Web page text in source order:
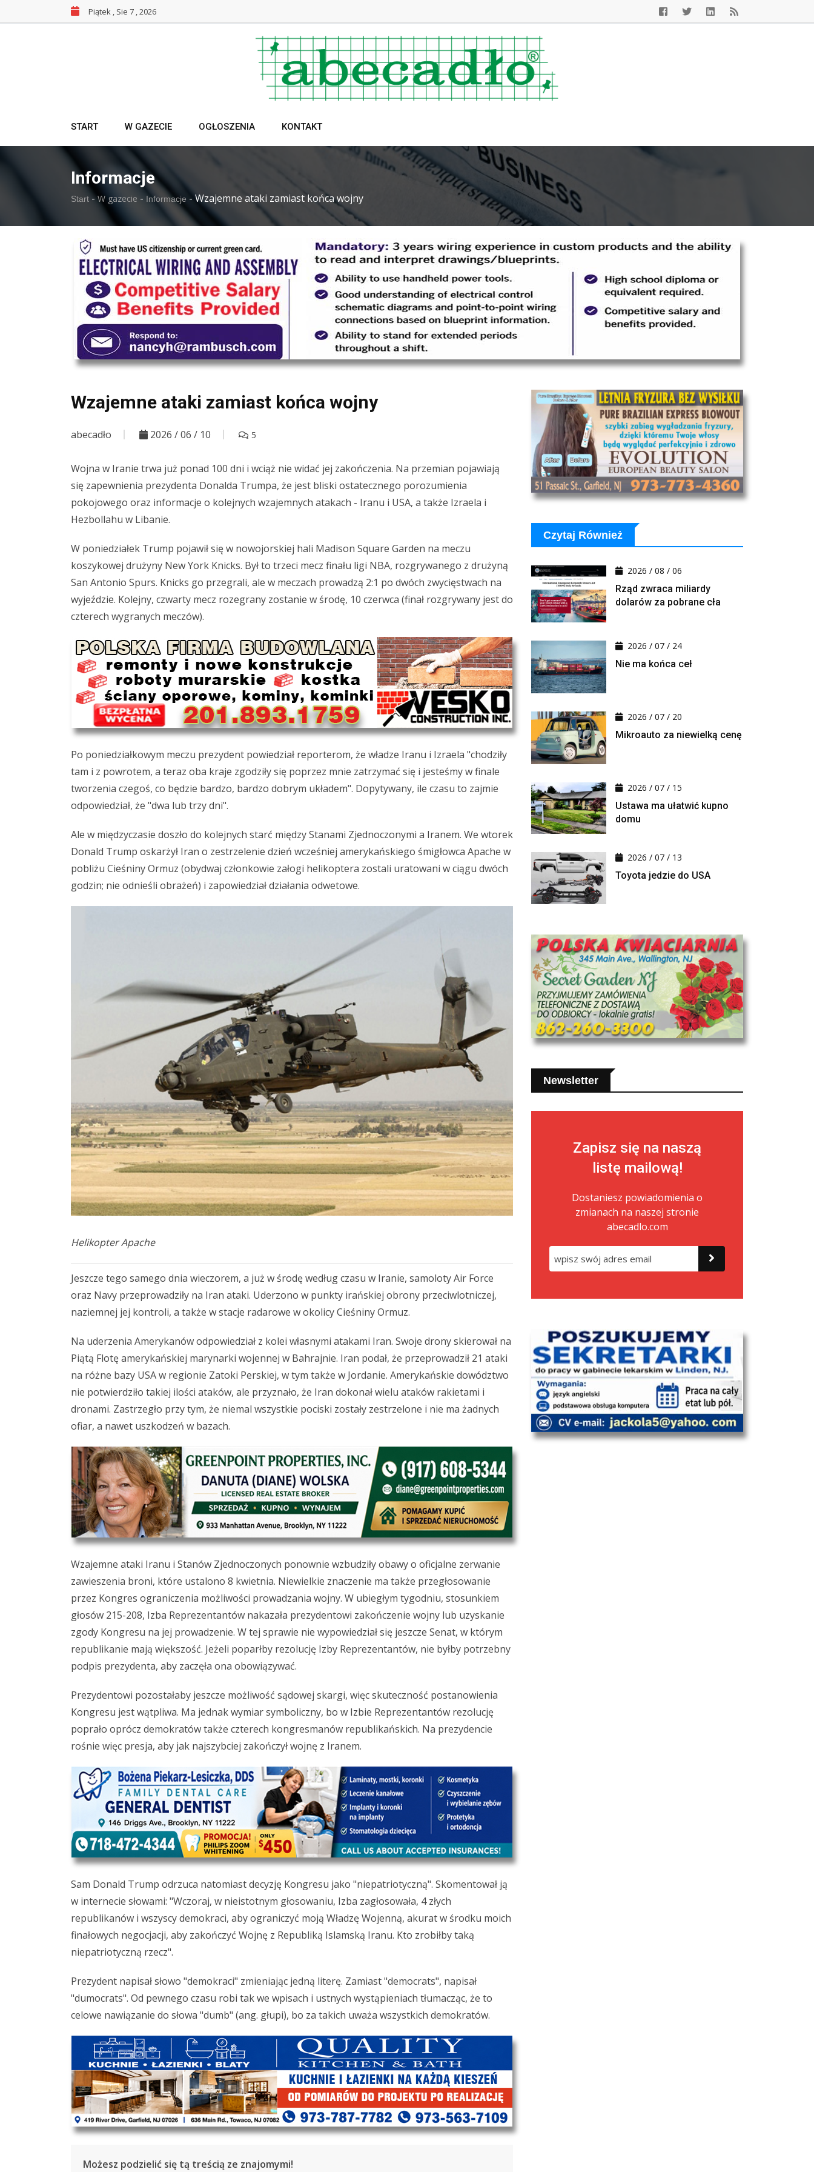
Piątek , Sie 7 , 2026
START W GAZECIE OGŁOSZENIA KONTAKT
Informacje
Start - W gazecie - Informacje - Wzajemne ataki zamiast końca wojny
Wzajemne ataki zamiast końca wojny
abecadło 2026 / 06 / 10 5
Wojna w Iranie trwa już ponad 100 dni i wciąż nie widać jej zakończenia. Na przemian pojawiają
się zapewnienia prezydenta Donalda Trumpa, że jest bliski ostatecznego porozumienia
pokojowego oraz informacje o kolejnych wzajemnych atakach - Iranu i USA, a także Izraela i
Hezbollahu w Libanie.
W poniedziałek Trump pojawił się w nowojorskiej hali Madison Square Garden na meczu
koszykowej drużyny New York Knicks. Był to trzeci mecz finału ligi NBA, rozgrywanego z drużyną
San Antonio Spurs. Knicks go przegrali, ale w meczach prowadzą 2:1 po dwóch zwycięstwach na
wyjeździe. Kolejny, czwarty mecz rozegrany zostanie w środę, 10 czerwca (finał rozgrywany jest do
czterech wygranych meczów).
Po poniedziałkowym meczu prezydent powiedział reporterom, że władze Iranu i Izraela "chodziły
tam i z powrotem, a teraz oba kraje zgodziły się poprzez mnie zatrzymać się i jesteśmy w finale
tworzenia czegoś, co będzie bardzo, bardzo dobrym układem". Dopytywany, ile czasu to zajmie
odpowiedział, że "dwa lub trzy dni".
Ale w międzyczasie doszło do kolejnych starć między Stanami Zjednoczonymi a Iranem. We wtorek
Donald Trump oskarżył Iran o zestrzelenie dzień wcześniej amerykańskiego śmigłowca Apache w
pobliżu Cieśniny Ormuz (obydwaj członkowie załogi helikoptera zostali uratowani w ciągu dwóch
godzin; nie odnieśli obrażeń) i zapowiedział działania odwetowe.
Helikopter Apache
Jeszcze tego samego dnia wieczorem, a już w środę według czasu w Iranie, samoloty Air Force
oraz Navy przeprowadziły na Iran ataki. Uderzono w punkty irańskiej obrony przeciwlotniczej,
naziemnej jej kontroli, a także w stacje radarowe w okolicy Cieśniny Ormuz.
Na uderzenia Amerykanów odpowiedział z kolei własnymi atakami Iran. Swoje drony skierował na
Piątą Flotę amerykańskiej marynarki wojennej w Bahrajnie. Iran podał, że przeprowadził 21 ataki
na różne bazy USA w regionie Zatoki Perskiej, w tym także w Jordanie. Amerykańskie dowództwo
nie potwierdziło takiej ilości ataków, ale przyznało, że Iran dokonał wielu ataków rakietami i
dronami. Zastrzegło przy tym, że niemal wszystkie pociski zostały zestrzelone i nie ma żadnych
ofiar, a nawet uszkodzeń w bazach.
Wzajemne ataki Iranu i Stanów Zjednoczonych ponownie wzbudziły obawy o oficjalne zerwanie
zawieszenia broni, które ustalono 8 kwietnia. Niewielkie znaczenie ma także przegłosowanie
przez Kongres ograniczenia możliwości prowadzania wojny. W ubiegłym tygodniu, stosunkiem
głosów 215-208, Izba Reprezentantów nakazała prezydentowi zakończenie wojny lub uzyskanie
zgody Kongresu na jej prowadzenie. W tej sprawie nie wypowiedział się jeszcze Senat, w którym
republikanie mają większość. Jeżeli poparłby rezolucję Izby Reprezentantów, nie byłby potrzebny
podpis prezydenta, aby zaczęła ona obowiązywać.
Prezydentowi pozostałaby jeszcze możliwość sądowej skargi, więc skuteczność postanowienia
Kongresu jest wątpliwa. Ma jednak wymiar symboliczny, bo w Izbie Reprezentantów rezolucję
poprało oprócz demokratów także czterech kongresmanów republikańskich. Na prezydencie
rośnie więc presja, aby jak najszybciej zakończył wojnę z Iranem.
Sam Donald Trump odrzuca natomiast decyzję Kongresu jako "niepatriotyczną". Skomentował ją
w internecie słowami: "Wczoraj, w nieistotnym głosowaniu, Izba zagłosowała, 4 złych
republikanów i wszyscy demokraci, aby ograniczyć moją Władzę Wojenną, akurat w środku moich
finałowych negocjacji, aby zakończyć Wojnę z Republiką Islamską Iranu. Kto zrobiłby taką
niepatriotyczną rzecz".
Prezydent napisał słowo "demokraci" zmieniając jedną literę. Zamiast "democrats", napisał
"dumocrats". Od pewnego czasu robi tak we wpisach i ustnych wystąpieniach tłumacząc, że to
celowe nawiązanie do słowa "dumb" (ang. głupi), bo za takich uważa wszystkich demokratów.
Możesz podzielić się tą treścią ze znajomymi!
Czytaj Również
2026 / 08 / 06
Rząd zwraca miliardy
dolarów za pobrane cła
2026 / 07 / 24
Nie ma końca ceł
2026 / 07 / 20
Mikroauto za niewielką cenę
2026 / 07 / 15
Ustawa ma ułatwić kupno
domu
2026 / 07 / 13
Toyota jedzie do USA
Newsletter
Zapisz się na naszą
listę mailową!
Dostaniesz powiadomienia o
zmianach na naszej stronie
abecadlo.com